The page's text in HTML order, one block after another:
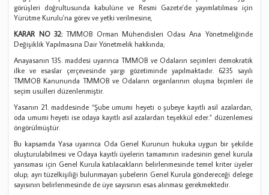
görüşleri doğrultusunda kabulüne ve Resmi Gazete'de yayımlatılması için
Yürütme Kurulu'na görev ve yetki verilmesine,
KARAR NO 32:TMMOB Orman Mühendisleri Odası Ana Yönetmeliğinde
Değişiklik Yapılmasına Dair Yönetmelik hakkında;
Anayasanın 135. maddesi uyarınca TMMOB ve Odaların seçimleri demokratik
ilke ve esaslar çerçevesinde yargı gözetiminde yapılmaktadır. 6235 sayılı
TMMOB Kanununda TMMOB ve Odaların organlarının oluşma biçimleri ile
seçim usulleri düzenlenmiştir.
Yasanın 21. maddesinde “Şube umumi heyeti o şubeye kayıtlı asil azalardan,
oda umumi heyeti ise odaya kayıtlı asil azalardan teşekkül eder.” düzenlemesi
öngörülmüştür.
Bu kapsamda Yasa uyarınca Oda Genel Kurunun hukuka uygun bir şekilde
oluşturulabilmesi ve Odaya kayıtlı üyelerin tamamının iradesinin genel kurula
yansıması için Genel Kurula katılacakların belirlenmesinde temel kriter üyeler
olup; ayrı tüzelkişiliği bulunmayan şubelerin Genel Kurula göndereceği delege
sayısının belirlenmesinde de üye sayısının esas alınması gerekmektedir.